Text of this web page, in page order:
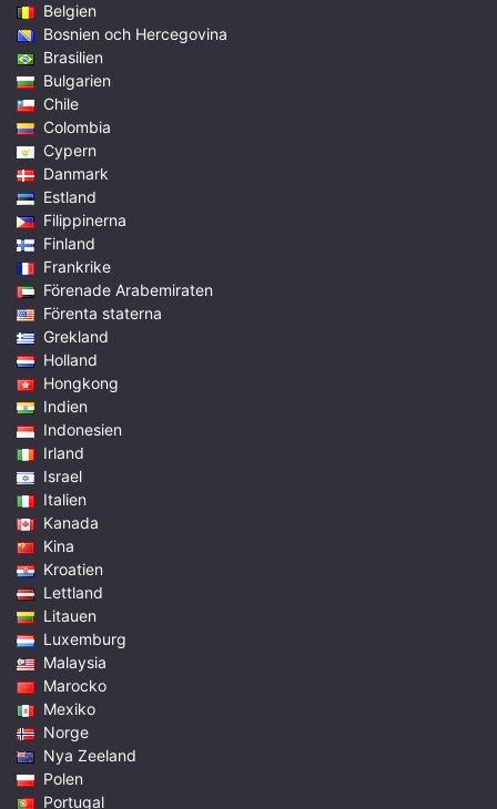
Belgien
Bosnien och Hercegovina
Brasilien
Bulgarien
Chile
Colombia
Cypern
Danmark
Estland
Filippinerna
Finland
Frankrike
Förenade Arabemiraten
Förenta staterna
Grekland
Holland
Hongkong
Indien
Indonesien
Irland
Israel
Italien
Kanada
Kina
Kroatien
Lettland
Litauen
Luxemburg
Malaysia
Marocko
Mexiko
Norge
Nya Zeeland
Polen
Portugal